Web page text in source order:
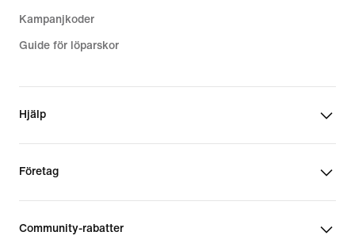
Kampanjkoder
Guide för löparskor
Hjälp
Företag
Community-rabatter